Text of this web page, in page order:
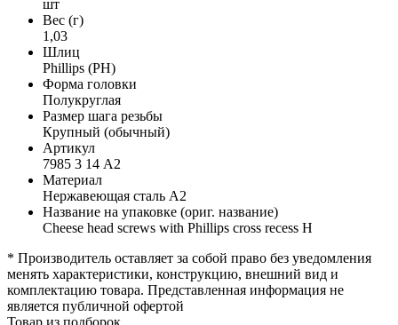
шт
Вес (г)
1,03
Шлиц
Phillips (PH)
Форма головки
Полукруглая
Размер шага резьбы
Крупный (обычный)
Артикул
7985 3 14 А2
Материал
Нержавеющая сталь А2
Название на упаковке (ориг. название)
Cheese head screws with Phillips cross recess H
* Производитель оставляет за собой право без уведомления
менять характеристики, конструкцию, внешний вид и
комплектацию товара. Представленная информация не
является публичной офертой
Товар из подборок